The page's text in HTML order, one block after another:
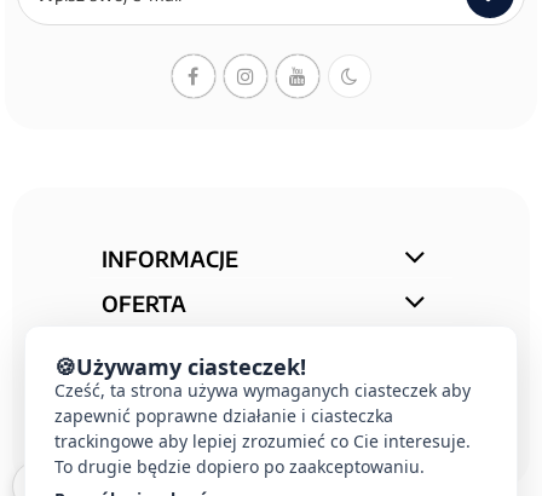
newslettera
INFORMACJE
OFERTA
KONTAKT
🍪Używamy ciasteczek!
Cześć, ta strona używa wymaganych ciasteczek aby
zapewnić poprawne działanie i ciasteczka
trackingowe aby lepiej zrozumieć co Cie interesuje.
To drugie będzie dopiero po zaakceptowaniu.